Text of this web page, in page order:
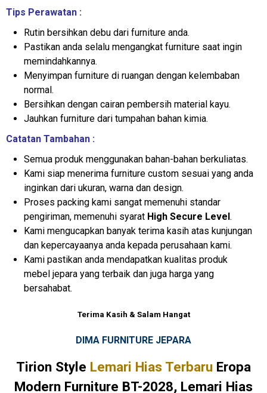
Tips Perawatan :
Rutin bersihkan debu dari furniture anda.
Pastikan anda selalu mengangkat furniture saat ingin
memindahkannya.
Menyimpan furniture di ruangan dengan kelembaban
normal.
Bersihkan dengan cairan pembersih material kayu.
Jauhkan furniture dari tumpahan bahan kimia.
Catatan Tambahan :
Semua produk menggunakan bahan-bahan berkuliatas.
Kami siap menerima furniture custom sesuai yang anda
inginkan dari ukuran, warna dan design.
Proses packing kami sangat memenuhi standar
pengiriman, memenuhi syarat High Secure Level.
Kami mengucapkan banyak terima kasih atas kunjungan
dan kepercayaanya anda kepada perusahaan kami.
Kami pastikan anda mendapatkan kualitas produk
mebel jepara yang terbaik dan juga harga yang
bersahabat.
Terima Kasih & Salam Hangat
DIMA FURNITURE JEPARA
Tirion Style Lemari Hias Terbaru Eropa
Modern Furniture BT-2028, Lemari Hias